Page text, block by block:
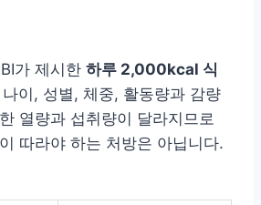
가 제시한 하루 2,000kcal 식
이, 성별, 체중, 활동량과 감량
열량과 섭취량이 달라지므로
따라야 하는 처방은 아닙니다.